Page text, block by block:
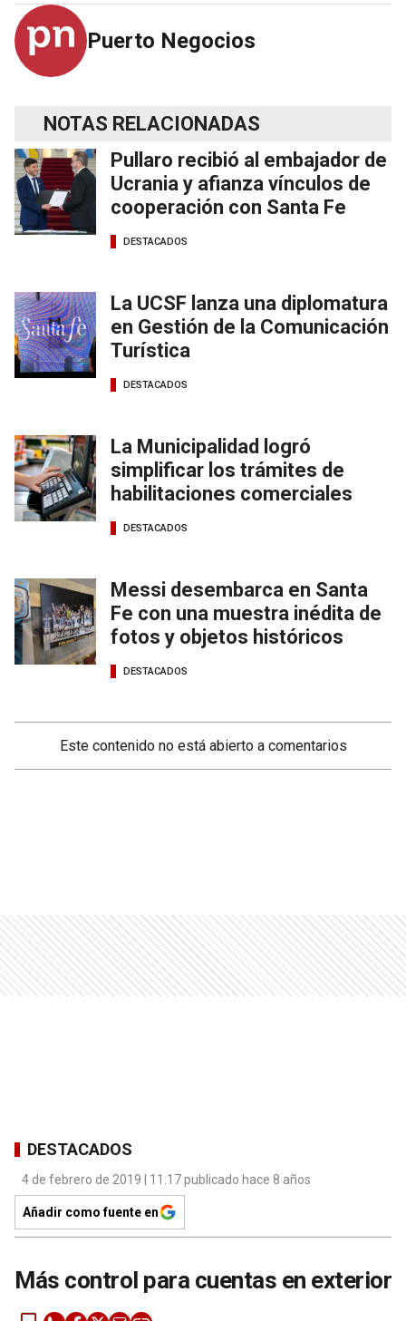
Puerto Negocios
NOTAS RELACIONADAS
Pullaro recibió al embajador de
Ucrania y afianza vínculos de
cooperación con Santa Fe
DESTACADOS
La UCSF lanza una diplomatura
en Gestión de la Comunicación
Turística
DESTACADOS
La Municipalidad logró
simplificar los trámites de
habilitaciones comerciales
DESTACADOS
Messi desembarca en Santa
Fe con una muestra inédita de
fotos y objetos históricos
DESTACADOS
Este contenido no está abierto a comentarios
DESTACADOS
4 de febrero de 2019 | 11:17 publicado hace 8 años
Añadir como fuente en
Más control para cuentas en exterior